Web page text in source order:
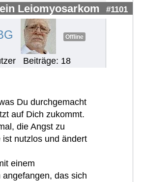
Leiomyosarkom #1101
Offline
Beiträge: 18
Du durchgemacht
auf Dich zukommt.
die Angst zu
nutzlos und ändert
einem
das sich